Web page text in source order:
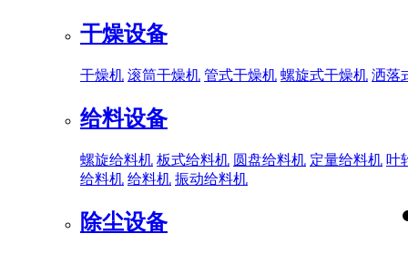
干燥设备
干燥机 滚筒干燥机 管式干燥机 螺旋式干燥机 洒落
给料设备
螺旋给料机 板式给料机 圆盘给料机 定量给料机 叶
给料机 给料机 振动给料机
除尘设备